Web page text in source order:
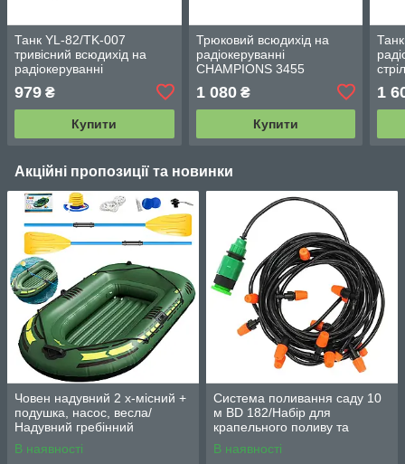
Танк YL-82/TK-007
тривісний всюдихід на
радіокеруванні
979 ₴
Купити
Трюковий всюдихід на
радіокеруванні
CHAMPIONS 3455
1 080₴
Купити
1
Акційні пропозиції та новинки
Човен надувний 2 х-місний +
подушка, насос, весла/
Надувний гребінний
двомісний гумовий човен
180/98см
В наявності
Система поливання саду 10
м BD 182/Набір для
крапельного поливу та
охолодження/комплект для
поливання
В наявності